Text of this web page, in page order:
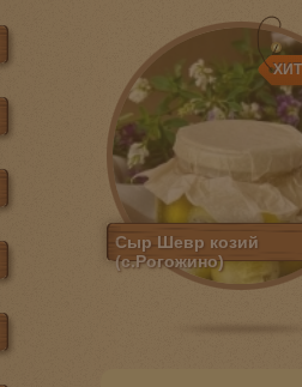
Сыр Шевр козий
(с.Рогожино)